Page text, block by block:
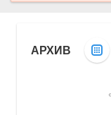
АРХИВ